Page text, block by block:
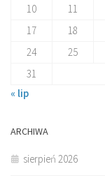
10
11
17
18
24
25
31
« lip
ARCHIWA
sierpień 2026